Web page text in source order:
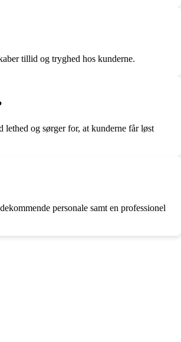
tillid og tryghed hos kunderne.
og sørger for, at kunderne får løst
personale samt en professionel